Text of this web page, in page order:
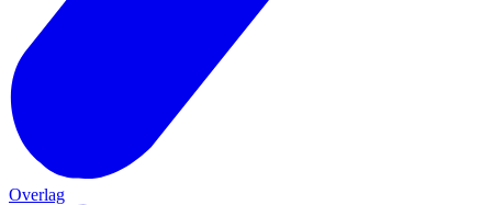
Overlag